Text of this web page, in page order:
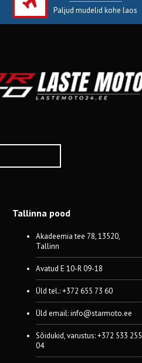
Paljud mudelid kohe laos
Tallinna pood
Akadeemia tee 78, 13520,
Tallinn
Avatud E 10-R 09-18
Üld tel.: +372 655 73 60
Üld email:info@starmoto.ee
Sõidukid, varustus: +372 533 255
04